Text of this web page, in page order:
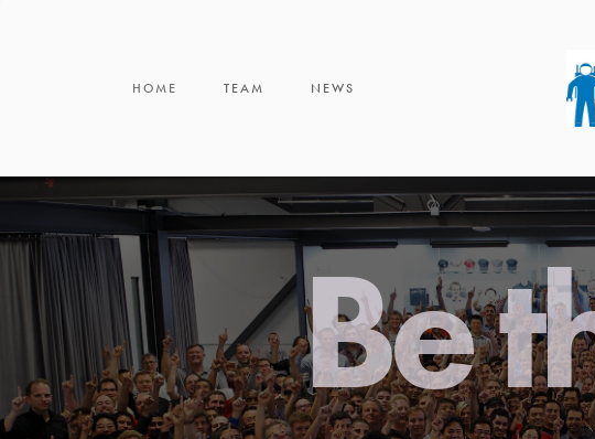
HOME TEAM NEWS
Be